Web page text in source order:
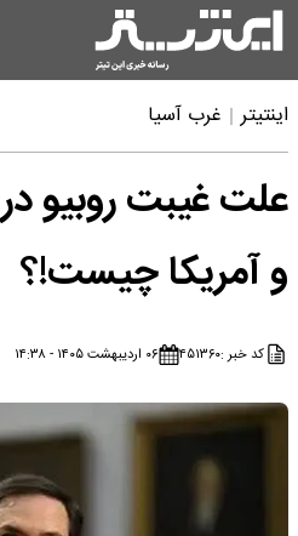
اینتیتر غرب آسیا
علت غیبت روبیو
و آمریکا چیست!؟
کد خبر :۴۵۱۳۶۰ ۰۶ اردیبهشت ۱۴۰۵ - ۱۴:۳۸